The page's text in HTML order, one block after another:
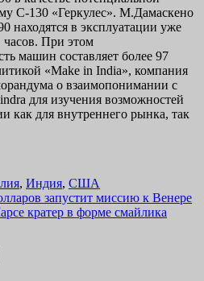
C-130 «Геркулес». М.Дамаскено
находятся в эксплуатации уже
часов. При этом
машин составляет более 97
«Make in India», компания
о взаимопонимании с
для изучения возможностей
как для внутреннего рынка, так
, Индия, США
запустит миссию к Венере
кратер в форме смайлика